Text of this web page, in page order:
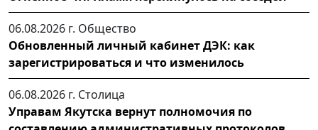
06.08.2026 г. Общество
Обновленный личный кабинет ДЭК: как
зарегистрироваться и что изменилось
06.08.2026 г. Столица
Управам Якутска вернут полномочия по